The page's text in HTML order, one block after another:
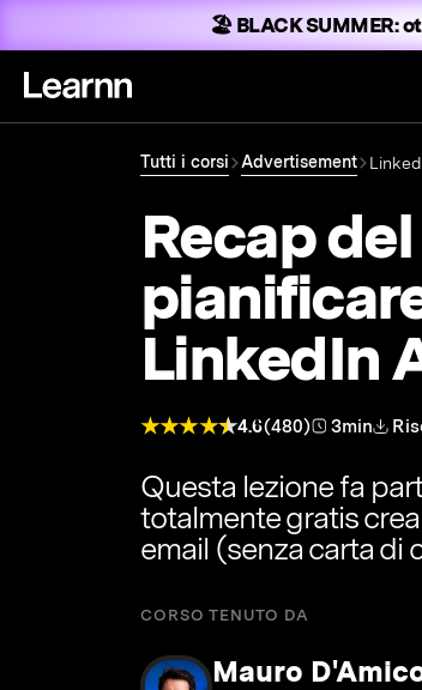
🏖️ BLACK SUMMER:
Tutti i corsi Advertisement
Recap
LinkedIn
4.6(480) 3min
Questa lezione fa
totalmente gratis
email (senza carta di
CORSO TENUTO DA
Mauro